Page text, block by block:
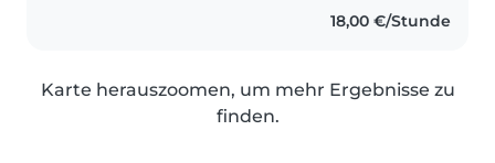
18,00 €/Stunde
Karte herauszoomen, um mehr Ergebnisse zu
finden.